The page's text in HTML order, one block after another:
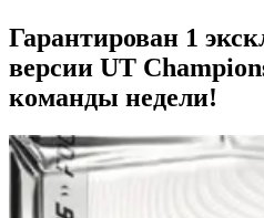
Гарантирован 1
версии UT
команды недели!